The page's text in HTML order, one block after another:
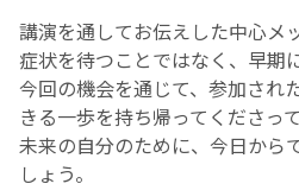
講演を通してお伝えした中心メ
症状を待つことではなく、早期
今回の機会を通じて、参加され
きる一歩を持ち帰ってくださっ
未来の自分のために、今日から
しょう。